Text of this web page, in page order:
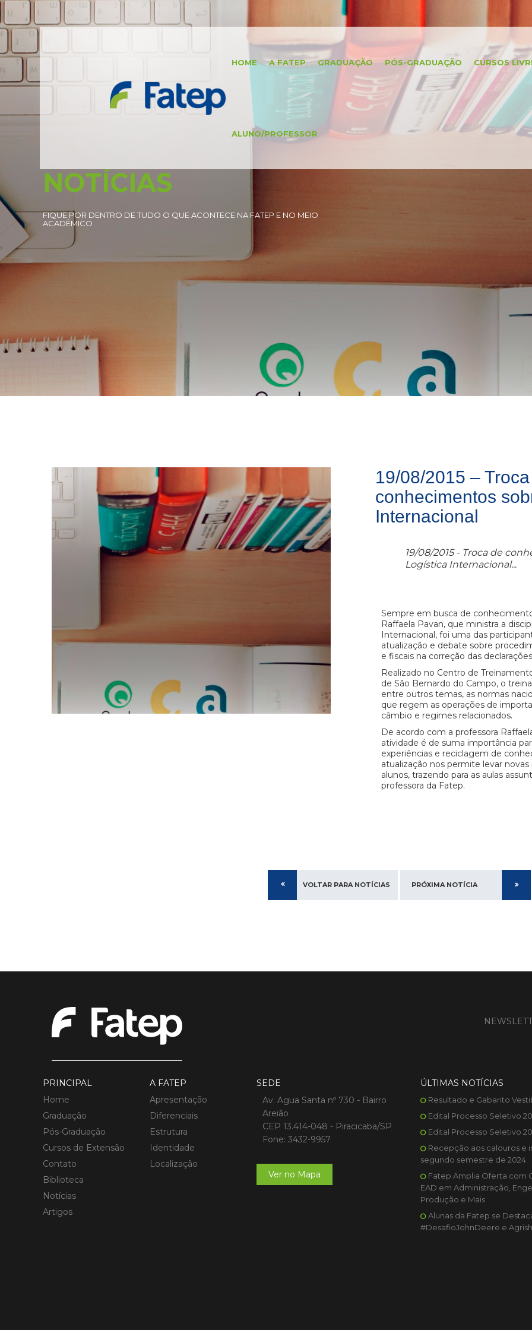
HOME A FATEP GRADUAÇÃO PÓS-GRADUAÇÃO CURSOS
ALUNO/PROFESSOR
NOTÍCIAS
FIQUE POR DENTRO DE TUDO O QUE ACONTECE NA FATEP E NO MEIO
ACADÊMICO
19/08/2015 –
conhecimentos
Internacional
19/08/2015 - Troca de
Logística Internacional...
Sempre em busca de
Raffaela Pavan, que ministra a
Internacional, foi uma das
atualização e debate sobre
e fiscais na correção das
Realizado no Centro de
de São Bernardo do Campo, o
entre outros temas, as normas
que regem as operações de
câmbio e regimes relacionados.
De acordo com a professora
atividade é de suma importância
experiências e reciclagem de
atualização nos permite levar
alunos, trazendo para as aulas
professora da Fatep.
VOLTAR PARA NOTÍCIAS PRÓXIMA NOTÍCIA
PRINCIPAL
Home
Graduação
Pós-Graduação
Cursos de Extensão
Contato
Biblioteca
Notícias
Artigos
A FATEP
Apresentação
Diferenciais
Estrutura
Identidade
Localização
SEDE
Av. Agua Santa nº 730 - Bairro
Areião
CEP 13.414-048 - Piracicaba/SP
Fone: 3432-9957
Ver no Mapa
ÚLTIMAS NOTÍCIAS
Resultado e Gabarito
Edital Processo Seletivo
Edital Processo Seletivo
Recepção aos calouros e
segundo semestre de 2024
Fatep Amplia Oferta com
EAD em Administração,
Produção e Mais
Alunas da Fatep se
#DesafioJohnDeere e